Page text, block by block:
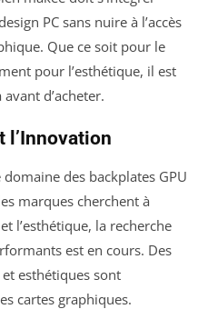
PC sans nuire à l’accès
Que ce soit pour le
pour l’esthétique, il est
d’acheter.
l’Innovation
des backplates GPU
marques cherchent à
l’esthétique, la recherche
est en cours. Des
esthétiques sont
cartes graphiques.